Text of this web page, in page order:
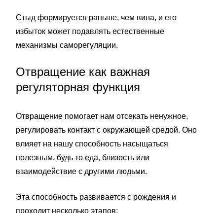
Стыд формируется раньше, чем вина, и его
избыток может подавлять естественные
механизмы саморегуляции.
Отвращение как важная
регуляторная функция
Отвращение помогает нам отсекать ненужное,
регулировать контакт с окружающей средой. Оно
влияет на нашу способность насыщаться
полезным, будь то еда, близость или
взаимодействие с другими людьми.
Эта способность развивается с рождения и
проходит несколько этапов: